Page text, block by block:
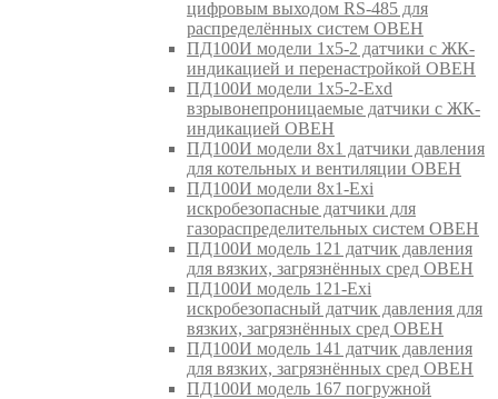
цифровым выходом RS-485 для
распределённых систем ОВЕН
ПД100И модели 1х5-2 датчики с ЖК-
индикацией и перенастройкой ОВЕН
ПД100И модели 1х5-2-Exd
взрывонепроницаемые датчики с ЖК-
индикацией ОВЕН
ПД100И модели 8х1 датчики давления
для котельных и вентиляции ОВЕН
ПД100И модели 8х1-Exi
искробезопасные датчики для
газораспределительных систем ОВЕН
ПД100И модель 121 датчик давления
для вязких, загрязнённых сред ОВЕН
ПД100И модель 121-Exi
искробезопасный датчик давления для
вязких, загрязнённых сред ОВЕН
ПД100И модель 141 датчик давления
для вязких, загрязнённых сред ОВЕН
ПД100И модель 167 погружной